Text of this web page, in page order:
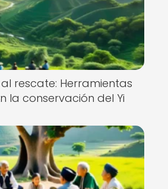
rescate: Herramientas
la conservación del Yi